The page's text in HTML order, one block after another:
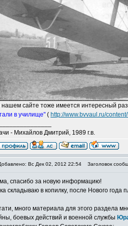
нашем сайте тоже имеется интересный
в училище" ( http://www.bvvaul.ru/
- Михайлов Дмитрий, 1989 г.в.
Вс Дек 02, 2012 22:54 Заголовок
спасибо за новую информацию!
складываю в копилку, после Нового
много материала для этого раздела
боевых действий и военной службы